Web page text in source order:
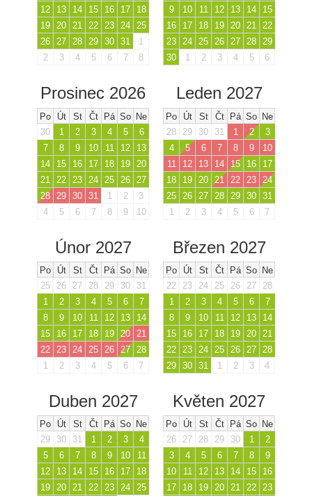
12
13 14 15 16 17
18
19 20 21 22 23 24 25
26 27 28 29 30 31
1
2
3 4 5 6 7 8
9
10 11 12 13 14
15
16
17 18 19 20 21 22
23 24 25 26 27 28 29
30
1 2 3 4 5 6
Prosinec 2026
Po Út St Čt Pá So Ne
30
1 2 3 4 5
6
7
8 9 10 11 12
13
14
15 16 17 18 19
20
21
22 23 24 25 26
27
28
29 30 31 1 2
3
4
5 6 7 8 9 10
Leden 2027
Po Út St Čt Pá So Ne
28
29 30 31 1 2
3
4
5 6 7 8 9
10
11
12 13 14 15 16
17
18
19 20 21 22 23
24
25
26 27 28 29 30 31
1
2 3 4 5 6 7
Únor 2027
Po Út St Čt Pá So Ne
25
26 27 28 29 30
31
1
2 3 4 5 6
7
8
9 10 11 12 13
14
15
16 17 18 19 20
21
22
23 24 25 26 27
28
1
2 3 4 5 6 7
Březen 2027
Po Út St Čt Pá So Ne
22
23 24 25 26 27
28
1
2 3 4 5 6
7
8
9 10 11 12 13
14
15
16 17 18 19 20
21
22
23 24 25 26 27
28
29 30 31 1 2 3 4
Duben 2027
Po Út St Čt Pá So Ne
29
30 31 1 2 3
4
5
6 7 8 9 10
11
12
13 14 15 16 17
18
19 20 21 22 23 24 25
Květen 2027
Po Út St Čt Pá So Ne
26
27 28 29 30 1
2
3
4 5 6 7 8
9
10
11 12 13 14 15
16
17
18 19 20 21 22 23